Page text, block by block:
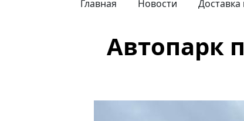
Главная Новости
Автопарк